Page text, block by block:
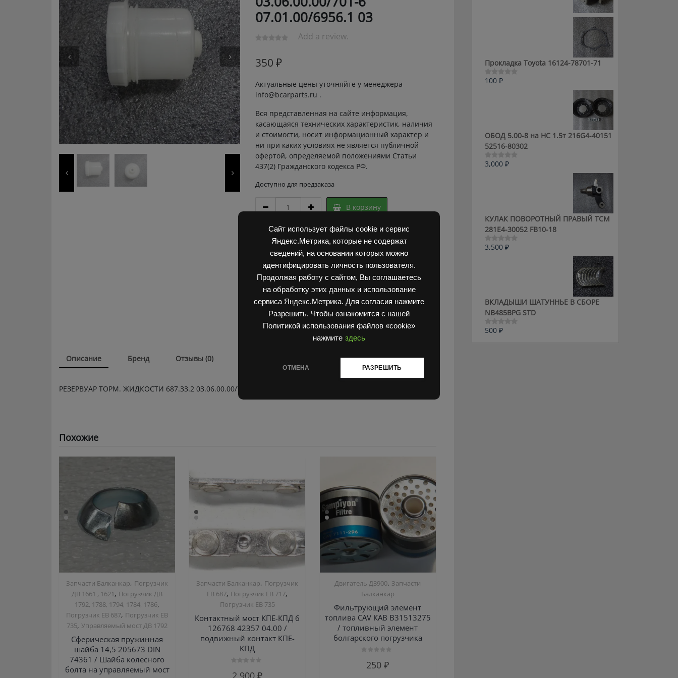
Сайт использует файлы cookie и сервис
Яндекс.Метрика, которые не содержат
сведений, на основании которых можно
идентифицировать личность пользователя.
Продолжая работу с сайтом, Вы соглашаетесь
на обработку этих данных и использование
сервиса Яндекс.Метрика. Для согласия нажмите
Разрешить. Чтобы ознакомится с нашей
Политикой использования файлов «cookie»
нажмите здесь
ОТМЕНА РАЗРЕШИТЬ
07.01.00/6956.1 03
Add a review.
350 ₽
Актуальные цены уточняйте у менеджера
info@bcarparts.ru .
Вся представленная на сайте информация,
касающаяся технических характеристик, наличия
и стоимости, носит информационный характер и
ни при каких условиях не является публичной
офертой, определяемой положениями Статьи
437(2) Гражданского кодекса РФ.
Доступно для предзаказа
ТОРМ.
687.33.2
03.06.00.00/701-
6
07.01.00/6956.1
03
quantity
В корзину
Артикул:
2G20294 Super
Категории:
Запчасти Балканкар Погрузчик ЕВ 687
Описание Бренд Отзывы (0)
РЕЗЕРВУАР ТОРМ. ЖИДКОСТИ 687.33.2 03.06.00.00/701-6 07.01.00/6956.1 03
Похожие
Запчасти Балканкар, Погрузчик
ДВ 1661 , 1621, Погрузчик ДВ
1792, 1788, 1794, 1784, 1786,
Погрузчик ЕВ 687, Погрузчик ЕВ
735, Управляемый мост ДВ 1792
Сферическая пружинная
шайба 14,5 205673 DIN
74361 / Шайба колесного
болта на управляемый мост
Запчасти Балканкар, Погрузчик
ЕВ 687, Погрузчик ЕВ 717,
Погрузчик ЕВ 735
Контактный мост КПЕ-КПД 6
126768 42357 04.00 /
подвижный контакт КПЕ-
КПД
0
2,900₽
Двигатель Д3900, Запчасти
Балканкар
Фильтрующий элемент
топлива CAV КАВ B31513275
/ топливный элемент
болгарского погрузчика
250₽
Прокладка Toyota 16124-78701-71
Оценка
100 ₽
ОБОД 5.00-8 на HC 1.5т 216G4-40151
52516-80302
Оценка
3,000 ₽
КУЛАК ПОВОРОТНЫЙ ПРАВЫЙ ТСМ
281E4-30052 FB10-18
Оценка
3,500 ₽
ВКЛАДЫШИ ШАТУННЬЕ В СБОРЕ
NB485BPG STD
Оценка
500 ₽